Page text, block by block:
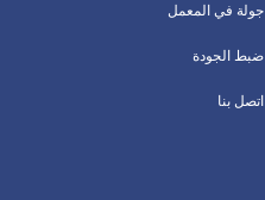
جولة في المعمل
ضبط الجودة
اتصل بنا